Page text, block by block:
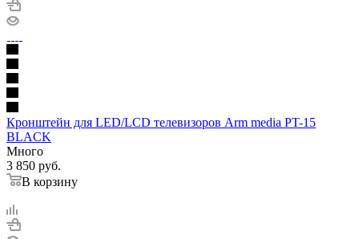
Кронштейн для LED/LCD телевизоров Arm media PT-15
BLACK
Много
3 850 руб.
В корзину